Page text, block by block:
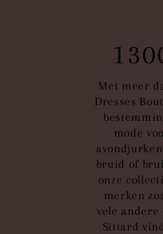
Met meer
Dresses
mode
bruid of
onze
merken
vele
Sittard